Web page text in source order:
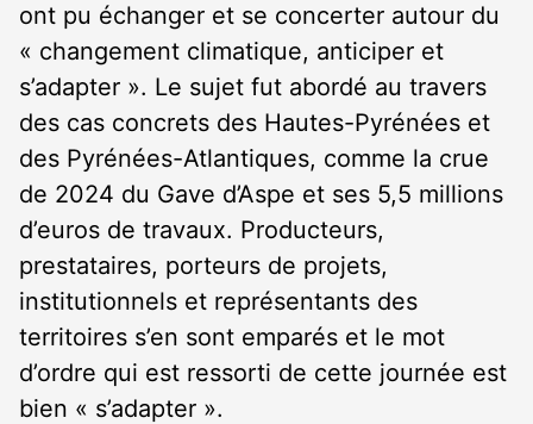
ont pu échanger et se concerter autour du
« changement climatique, anticiper et
s’adapter ». Le sujet fut abordé au travers
des cas concrets des Hautes-Pyrénées et
des Pyrénées-Atlantiques, comme la crue
de 2024 du Gave d’Aspe et ses 5,5 millions
d’euros de travaux. Producteurs,
prestataires, porteurs de projets,
institutionnels et représentants des
territoires s’en sont emparés et le mot
d’ordre qui est ressorti de cette journée est
bien « s’adapter ».